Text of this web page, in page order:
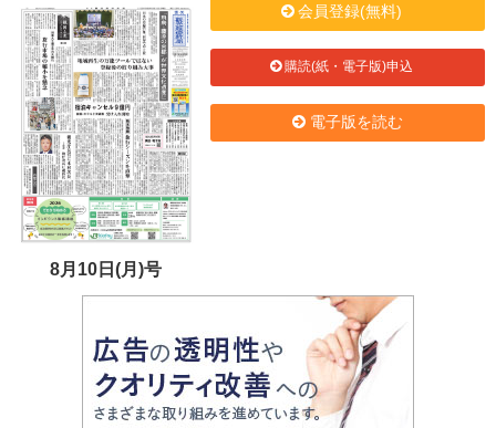
8月10日(月)号
会員登録(無料)
購読(紙・電子版)申込
電子版を読む